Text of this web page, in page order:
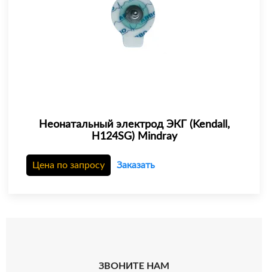
Неонатальный электрод ЭКГ (Kendall,
H124SG) Mindray
Цена по запросу Заказать
ЗВОНИТЕ НАМ